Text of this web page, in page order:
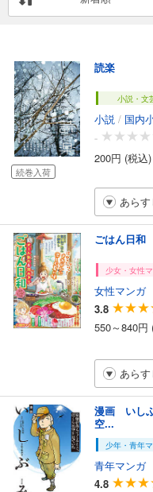
続巻入荷
読楽
小説・文
小説 / 国内
-
200円 (税込)
あら
ごはん日和
少女・女性
女性マンガ
3.8
550～840円
あら
漫画 いし
空...
少年・青年
青年マンガ
4.8